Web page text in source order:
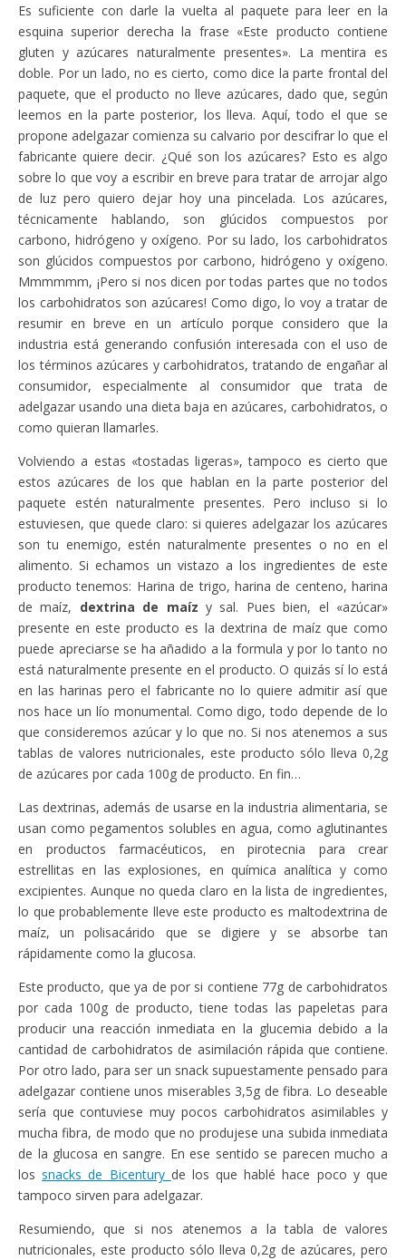
Es suficiente con darle la vuelta al paquete para leer en la
esquina superior derecha la frase «Este producto contiene
gluten y azúcares naturalmente presentes». La mentira es
doble. Por un lado, no es cierto, como dice la parte frontal del
paquete, que el producto no lleve azúcares, dado que, según
leemos en la parte posterior, los lleva. Aquí, todo el que se
propone adelgazar comienza su calvario por descifrar lo que el
fabricante quiere decir. ¿Qué son los azúcares? Esto es algo
sobre lo que voy a escribir en breve para tratar de arrojar algo
de luz pero quiero dejar hoy una pincelada. Los azúcares,
técnicamente hablando, son glúcidos compuestos por
carbono, hidrógeno y oxígeno. Por su lado, los carbohidratos
son glúcidos compuestos por carbono, hidrógeno y oxígeno.
Mmmmmm, ¡Pero si nos dicen por todas partes que no todos
los carbohidratos son azúcares! Como digo, lo voy a tratar de
resumir en breve en un artículo porque considero que la
industria está generando confusión interesada con el uso de
los términos azúcares y carbohidratos, tratando de engañar al
consumidor, especialmente al consumidor que trata de
adelgazar usando una dieta baja en azúcares, carbohidratos, o
como quieran llamarles.
Volviendo a estas «tostadas ligeras», tampoco es cierto que
estos azúcares de los que hablan en la parte posterior del
paquete estén naturalmente presentes. Pero incluso si lo
estuviesen, que quede claro: si quieres adelgazar los azúcares
son tu enemigo, estén naturalmente presentes o no en el
alimento. Si echamos un vistazo a los ingredientes de este
producto tenemos: Harina de trigo, harina de centeno, harina
de maíz, dextrina de maíz y sal. Pues bien, el «azúcar»
presente en este producto es la dextrina de maíz que como
puede apreciarse se ha añadido a la formula y por lo tanto no
está naturalmente presente en el producto. O quizás sí lo está
en las harinas pero el fabricante no lo quiere admitir así que
nos hace un lío monumental. Como digo, todo depende de lo
que consideremos azúcar y lo que no. Si nos atenemos a sus
tablas de valores nutricionales, este producto sólo lleva 0,2g
de azúcares por cada 100g de producto. En fin…
Las dextrinas, además de usarse en la industria alimentaria, se
usan como pegamentos solubles en agua, como aglutinantes
en productos farmacéuticos, en pirotecnia para crear
estrellitas en las explosiones, en química analítica y como
excipientes. Aunque no queda claro en la lista de ingredientes,
lo que probablemente lleve este producto es maltodextrina de
maíz, un polisacárido que se digiere y se absorbe tan
rápidamente como la glucosa.
Este producto, que ya de por si contiene 77g de carbohidratos
por cada 100g de producto, tiene todas las papeletas para
producir una reacción inmediata en la glucemia debido a la
cantidad de carbohidratos de asimilación rápida que contiene.
Por otro lado, para ser un snack supuestamente pensado para
adelgazar contiene unos miserables 3,5g de fibra. Lo deseable
sería que contuviese muy pocos carbohidratos asimilables y
mucha fibra, de modo que no produjese una subida inmediata
de la glucosa en sangre. En ese sentido se parecen mucho a
lossnacks de Bicentury de los que hablé hace poco y que
tampoco sirven para adelgazar.
Resumiendo, que si nos atenemos a la tabla de valores
nutricionales, este producto sólo lleva 0,2g de azúcares, pero